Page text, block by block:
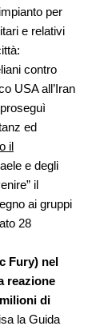
per
e relativi
contro
USA all’Iran
ed
il
e degli
il
ai gruppi
28
Fury) nel
reazione
di
la Guida